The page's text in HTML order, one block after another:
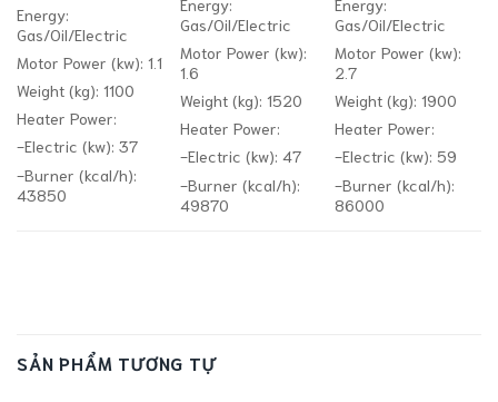
Energy:
Gas/Oil/Electric
Motor Power (kw): 1.1
Weight (kg): 1100
Heater Power:
-Electric (kw): 37
-Burner (kcal/h):
43850
Gas/Oil/Electric
Motor Power (kw):
1.6
Weight (kg): 1520
Heater Power:
-Electric (kw): 47
-Burner (kcal/h):
49870
Gas/Oil/Electric
Motor Power (kw):
2.7
Weight (kg): 1900
Heater Power:
-Electric (kw): 59
-Burner (kcal/h):
86000
SẢN PHẨM TƯƠNG TỰ